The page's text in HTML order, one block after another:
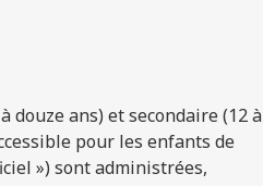
douze ans) et secondaire(12 à
pour les enfants de
») sont administrées,